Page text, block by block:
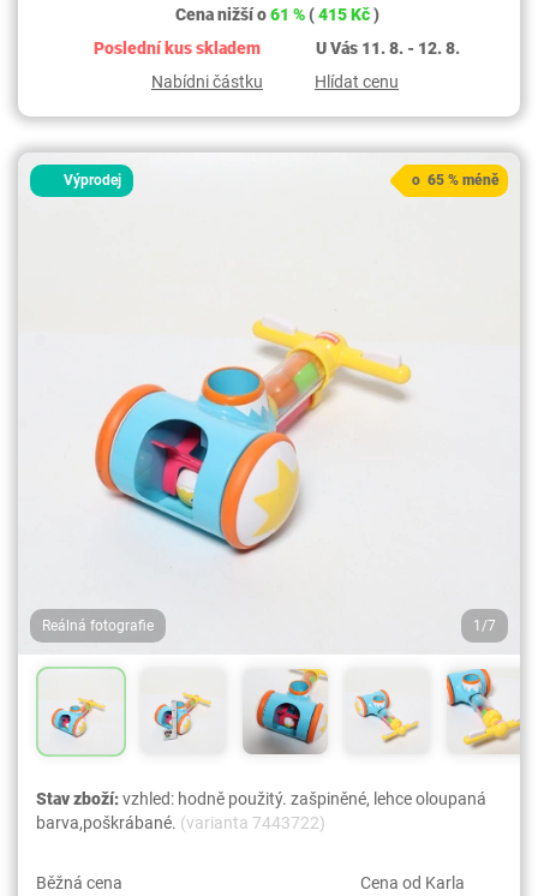
Cena nižší o61 %(415 Kč)
Poslední kus skladem
U Vás 11. 8. - 12. 8.
Nabídni částku
Hlídat cenu
Výprodej
Reálná fotografie 1/7
o 65 % méně
Stav zboží:vzhled: hodně použitý. zašpiněné, lehce oloupaná
barva,poškrábané. (varianta 7443722)
Běžná cena Cena od Karla